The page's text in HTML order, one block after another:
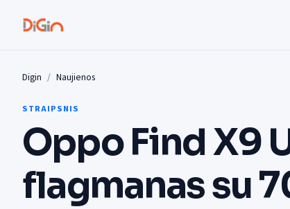
Digin Naujienos
STRAIPSNIS
Oppo Find X9
flagmanas su